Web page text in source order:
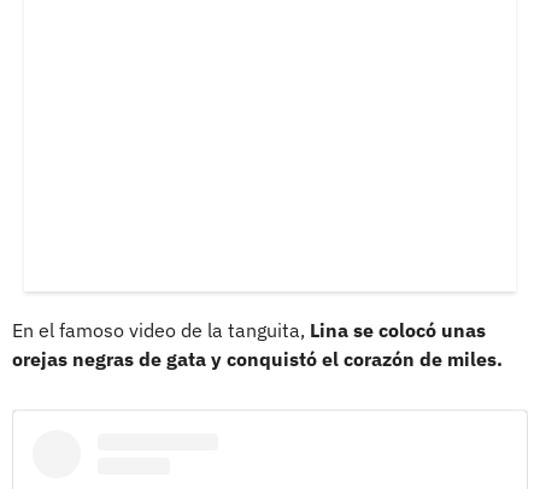
En el famoso video de la tanguita, Lina se colocó unas
orejas negras de gata y conquistó el corazón de miles.